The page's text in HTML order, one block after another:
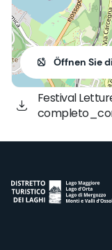
Öffnen Sie
Festival